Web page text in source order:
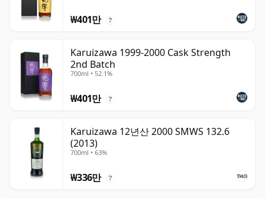
₩401만 ?
Karuizawa 1999-2000 Cask Strength
2nd Batch
700ml • 52.1%
₩401만 ?
Karuizawa 12년산 2000 SMWS 132.6
(2013)
700ml • 63%
₩336만 ?